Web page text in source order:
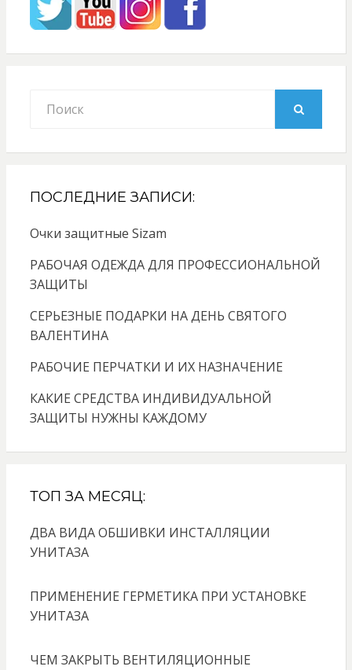
for:
ПОСЛЕДНИЕ ЗАПИСИ:
Очки защитные Sizam
РАБОЧАЯ ОДЕЖДА ДЛЯ ПРОФЕССИОНАЛЬНОЙ
ЗАЩИТЫ
СЕРЬЕЗНЫЕ ПОДАРКИ НА ДЕНЬ СВЯТОГО
ВАЛЕНТИНА
РАБОЧИЕ ПЕРЧАТКИ И ИХ НАЗНАЧЕНИЕ
КАКИЕ СРЕДСТВА ИНДИВИДУАЛЬНОЙ
ЗАЩИТЫ НУЖНЫ КАЖДОМУ
ТОП ЗА МЕСЯЦ:
ДВА ВИДА ОБШИВКИ ИНСТАЛЛЯЦИИ
УНИТАЗА
ПРИМЕНЕНИЕ ГЕРМЕТИКА ПРИ УСТАНОВКЕ
УНИТАЗА
ЧЕМ ЗАКРЫТЬ ВЕНТИЛЯЦИОННЫЕ